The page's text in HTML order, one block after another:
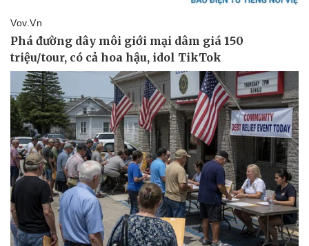
Thể thao
Bóng đá
Ô tô - Xe máy
Ô tô